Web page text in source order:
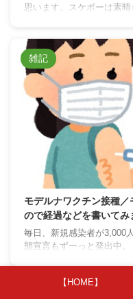
思います。スケボーは素晴
雑記
モデルナワクチン接種
ので経過などを書いてみ
毎日、新規感染者が3,000
態宣言もずーっと発出中。
【HOME】